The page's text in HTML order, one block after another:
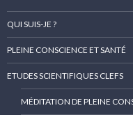
QUI SUIS-JE ?
PLEINE CONSCIENCE ET SANTÉ
ETUDES SCIENTIFIQUES CLEFS
MÉDITATION DE PLEINE